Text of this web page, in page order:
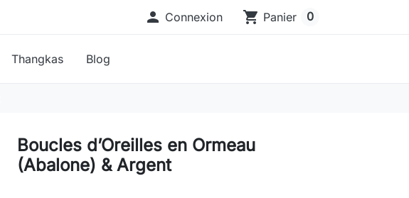
 Connexion shopping_cart Panier 0
Thangkas Blog
Boucles d’Oreilles en Ormeau
(Abalone) & Argent